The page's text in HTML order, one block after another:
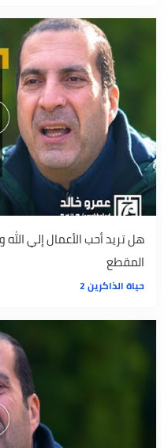
هل تريد أحب الأعمال إلي
المقطع
حياة الذاكرين 2